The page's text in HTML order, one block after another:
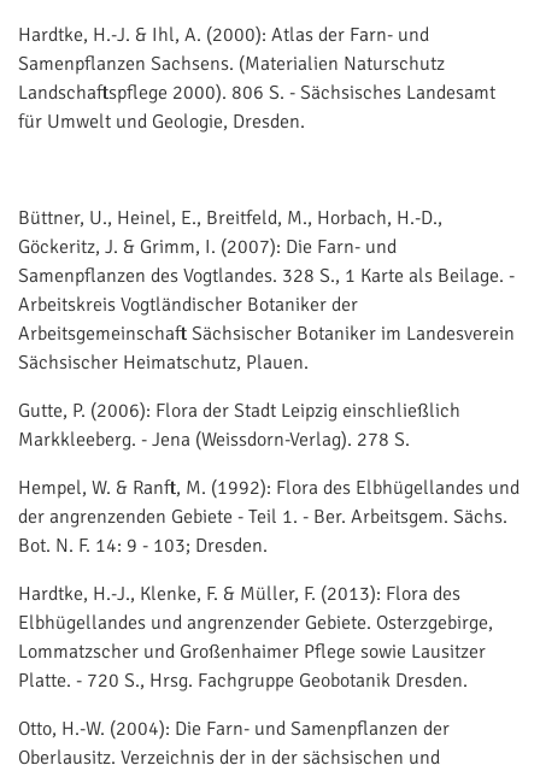
Hardtke, H.-J. & Ihl, A. (2000): Atlas der Farn- und
Samenpflanzen Sachsens. (Materialien Naturschutz
Landschaftspflege 2000). 806 S. - Sächsisches Landesamt
für Umwelt und Geologie, Dresden.
Büttner, U., Heinel, E., Breitfeld, M., Horbach, H.-D.,
Göckeritz, J. & Grimm, I. (2007): Die Farn- und
Samenpflanzen des Vogtlandes. 328 S., 1 Karte als Beilage. -
Arbeitskreis Vogtländischer Botaniker der
Arbeitsgemeinschaft Sächsischer Botaniker im Landesverein
Sächsischer Heimatschutz, Plauen.
Gutte, P. (2006): Flora der Stadt Leipzig einschließlich
Markkleeberg. - Jena (Weissdorn-Verlag). 278 S.
Hempel, W. & Ranft, M. (1992): Flora des Elbhügellandes und
der angrenzenden Gebiete - Teil 1. - Ber. Arbeitsgem. Sächs.
Bot. N. F. 14: 9 - 103; Dresden.
Hardtke, H.-J., Klenke, F. & Müller, F. (2013): Flora des
Elbhügellandes und angrenzender Gebiete. Osterzgebirge,
Lommatzscher und Großenhaimer Pflege sowie Lausitzer
Platte. - 720 S., Hrsg. Fachgruppe Geobotanik Dresden.
Otto, H.-W. (2004): Die Farn- und Samenpflanzen der
Oberlausitz. Verzeichnis der in der sächsischen und